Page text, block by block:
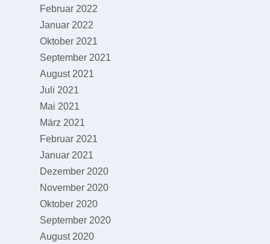
Februar 2022
Januar 2022
Oktober 2021
September 2021
August 2021
Juli 2021
Mai 2021
März 2021
Februar 2021
Januar 2021
Dezember 2020
November 2020
Oktober 2020
September 2020
August 2020